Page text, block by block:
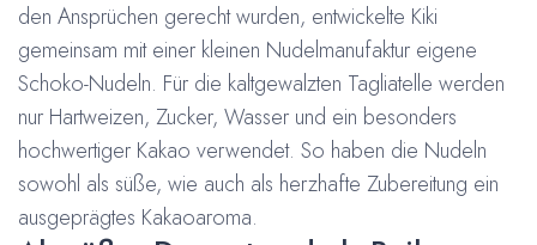
den Ansprüchen gerecht wurden, entwickelte Kiki
gemeinsam mit einer kleinen Nudelmanufaktur eigene
Schoko-Nudeln. Für die kaltgewalzten Tagliatelle werden
nur Hartweizen, Zucker, Wasser und ein besonders
hochwertiger Kakao verwendet. So haben die Nudeln
sowohl als süße, wie auch als herzhafte Zubereitung ein
ausgeprägtes Kakaoaroma.